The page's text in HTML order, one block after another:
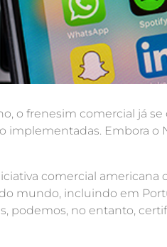
o frenesim comercial já
implementadas. Embora
comercial americana
mundo, incluindo em
podemos, no entanto,